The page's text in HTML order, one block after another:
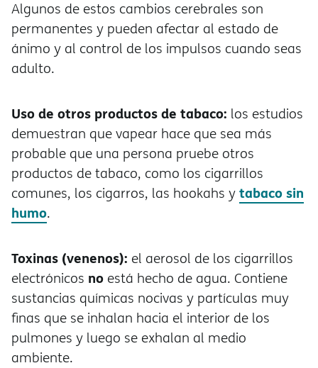
Algunos de estos cambios cerebrales son
permanentes y pueden afectar al estado de
nimo y al control de los impulsos cuando seas
adulto.
Uso de otros productos de tabaco: los estudios
demuestran que vapear hace que sea más
probable que una persona pruebe otros
productos de tabaco, como los cigarrillos
comunes, los cigarros, las hookahs ytabaco sin
humo.
Toxinas (venenos): el aerosol de los cigarrillos
electrónicos no está hecho de agua. Contiene
sustancias químicas nocivas y partículas muy
finas que se inhalan hacia el interior de los
pulmones y luego se exhalan al medio
ambiente.